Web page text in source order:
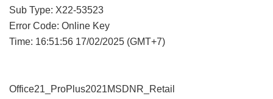
Sub Type: X22-53523
Error Code: Online Key
Time: 16:51:56 17/02/2025 (GMT+7)
Office21_ProPlus2021MSDNR_Retail